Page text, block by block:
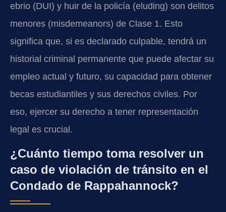
ebrio (DUI) y huir de la policía (eluding) son delitos
menores (misdemeanors) de Clase 1. Esto
significa que, si es declarado culpable, tendrá un
historial criminal permanente que puede afectar su
empleo actual y futuro, su capacidad para obtener
becas estudiantiles y sus derechos civiles. Por
eso, ejercer su derecho a tener representación
legal es crucial.
¿Cuánto tiempo toma resolver un
caso de violación de tránsito en el
Condado de Rappahannock?